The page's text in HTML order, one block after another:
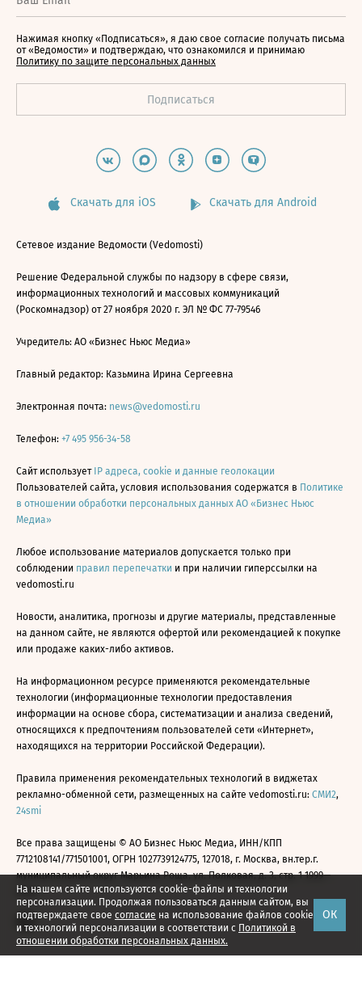
На нашем сайте используются cookie-файлы и технологии
персонализации. Продолжая пользоваться данным сайтом, вы
подтверждаете свое согласие на использование файлов cookie
и технологий персонализации в соответствии с Политикой в
отношении обработки персональных данных.
ОК
Нажимая кнопку «Подписаться», я даю свое согласие получать письма
от «Ведомости» и подтверждаю, что ознакомился и принимаю
Политику по защите персональных данных
Скачать для iOS Скачать для Android
Сетевое издание Ведомости (Vedomosti)
Решение Федеральной службы по надзору в сфере связи,
информационных технологий и массовых коммуникаций
(Роскомнадзор) от 27 ноября 2020 г. ЭЛ № ФС 77-79546
Учредитель: АО «Бизнес Ньюс Медиа»
Главный редактор: Казьмина Ирина Сергеевна
Электронная почта: news@vedomosti.ru
Телефон: +7 495 956-34-58
Сайт использует IP адреса, cookie и данные геолокации
Пользователей сайта, условия использования содержатся в Политике
в отношении обработки персональных данных АО «Бизнес Ньюс
Медиа»
Любое использование материалов допускается только при
соблюдении правил перепечатки и при наличии гиперссылки на
vedomosti.ru
Новости, аналитика, прогнозы и другие материалы, представленные
на данном сайте, не являются офертой или рекомендацией к покупке
или продаже каких-либо активов.
На информационном ресурсе применяются рекомендательные
технологии (информационные технологии предоставления
информации на основе сбора, систематизации и анализа сведений,
относящихся к предпочтениям пользователей сети «Интернет»,
находящихся на территории Российской Федерации).
Правила применения рекомендательных технологий в виджетах
рекламно-обменной сети, размещенных на сайте vedomosti.ru: СМИ2,
24smi
Все права защищены © АО Бизнес Ньюс Медиа, ИНН/КПП
7712108141/771501001, ОГРН 1027739124775, 127018, г. Москва, вн.тер.г.
муниципальный округ Марьина Роща, ул. Полковая, д. 3, стр. 1 1999—
2026